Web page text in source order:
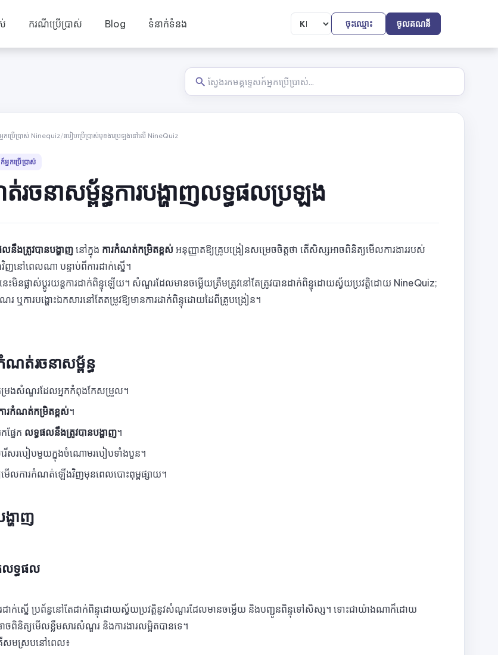
ករណីប្រើប្រាស់ Blog ទំនាក់ទំនង ចុះឈ្មោះ ចូលគណនី
កប្រើប្រាស់ Ninequiz/របៀបប្រើប្រាស់មុខងារប្រឡងនៅលើ NineQuiz
អ្នកប្រើប្រាស់
ចនាសម្ព័ន្ធការបង្ហាញលទ្ធផលប្រឡង
នឹងត្រូវបានបង្ហាញនៅក្នុង ការកំណត់កម្រិតខ្ពស់ អនុញ្ញាតឱ្យគ្រូបង្រៀនសម្រេចចិត្តថា តើសិស្សអាចពិនិត្យមើលការងាររបស់
ញនៅពេលណា បន្ទាប់ពីការដាក់ស្នើ។
ះមិនផ្លាស់ប្តូរយន្តការដាក់ពិន្ទុឡើយ។ សំណួរដែលមានចម្លើយត្រឹមត្រូវនៅតែត្រូវបានដាក់ពិន្ទុដោយស្វ័យប្រវត្តិដោយ NineQuiz;
ឬការបង្ហោះឯកសារនៅតែតម្រូវឱ្យមានការដាក់ពិន្ទុដោយដៃពីគ្រូបង្រៀន។
ណត់រចនាសម្ព័ន្ធ
ម្រងសំណួរដែលអ្នកកំពុងកែសម្រួល។
ារកំណត់កម្រិតខ្ពស់។
ផ្នែក លទ្ធផលនឹងត្រូវបានបង្ហាញ។
រើសរបៀបមួយក្នុងចំណោមរបៀបទាំងបួន។
មើលការកំណត់ឡើងវិញមុនពេលបោះពុម្ពផ្សាយ។
ហាញ
ទ្ធផល
រដាក់ស្នើ ប្រព័ន្ធនៅតែដាក់ពិន្ទុដោយស្វ័យប្រវត្តិនូវសំណួរដែលមានចម្លើយ និងបញ្ជូនពិន្ទុទៅសិស្ស។ ទោះជាយ៉ាងណាក៏ដោយ
ពិនិត្យមើលខ្លឹមសារសំណួរ និងការងារលម្អិតបានទេ។
សមស្របនៅពេល៖